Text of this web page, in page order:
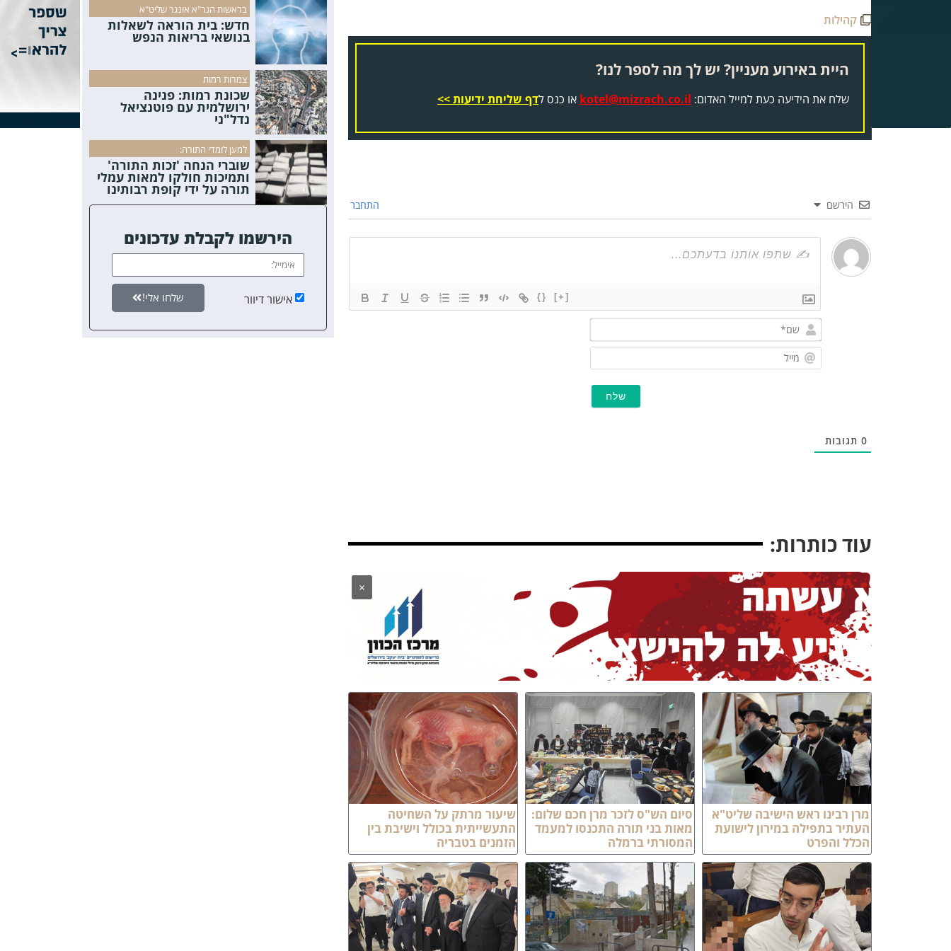
קהילות
היית באירוע מעניין? יש לך מה לספר לנו?
שלח את הידיעה כעת למייל האדום: kotel@mizrach.co.il או כנס לדף שליחת ידיעות >>
הירשם התחבר
{} [+]
שם*
0 תגובות
עוד כותרות:
×
מרן רבינו ראש הישיבה שליט"א
העתיר בתפילה במירון לישועת
הכלל והפרט
סיום הש"ס לזכר מרן חכם שלום:
מאות בני תורה התכנסו למעמד
המסורתי ברמלה
שיעור מרתק על השחיטה
התעשייתית בכולל וישיבת בין
הזמנים בטבריה
בראשות הגר"א אונגר שליט"א
חדש: בית הוראה לשאלות
בנושאי בריאות הנפש
צמרות רמות
שכונת רמות: פנינה
ירושלמית עם פוטנציאל
נדל"ני
למען לומדי התורה:
שוברי הנחה 'זכות התורה'
ותמיכות חולקו למאות עמלי
תורה על ידי קופת רבותינו
הירשמו לקבלת עדכונים
אישור דיוור שלחו אלי!